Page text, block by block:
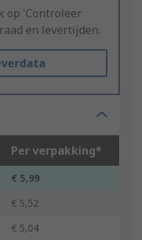
op 'Controleer
en levertijden.
Per verpakking*
€ 5,99
€ 5,52
€ 5,04